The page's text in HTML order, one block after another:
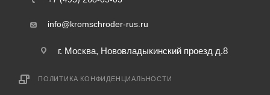
info@kromschroder-rus.ru
г. Москва, Нововладыкинский проезд д.8
ПОЛИТИКА КОНФИДЕНЦИАЛЬНОСТИ